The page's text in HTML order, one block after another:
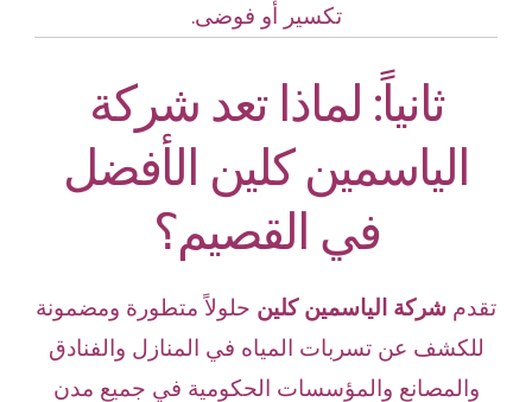
تكسير أو فوضى.
ثانياً: لماذا تعد شركة
الياسمين كلين الأفضل
في القصيم؟
تقدم شركة الياسمين كلين حلولاً متطورة ومضمونة
للكشف عن تسربات المياه في المنازل والفنادق
والمصانع والمؤسسات الحكومية في جميع مدن